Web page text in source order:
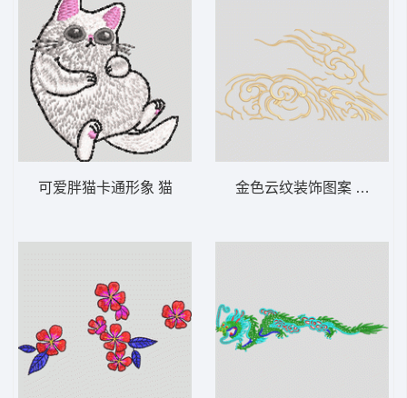
可爱胖猫卡通形象 猫 金色云纹装饰图案 汉服 云